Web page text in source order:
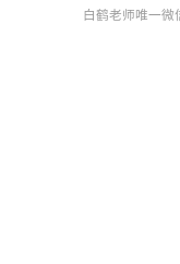
白鹤老师唯一